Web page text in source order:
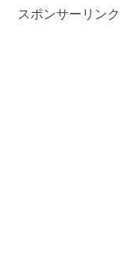
スポンサーリンク